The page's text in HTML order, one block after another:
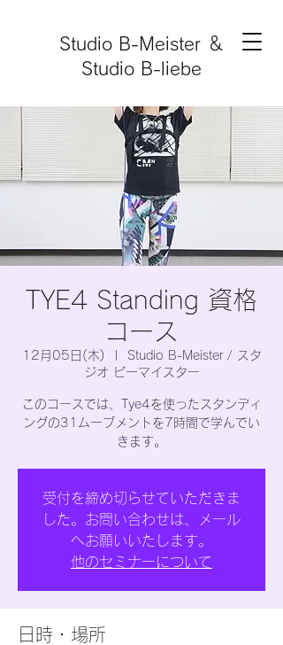
Studio B-Meister ＆
Studio B-liebe
TYE4 Standing 資格
コース
12月05日(木)
Studio B-Meister / スタ
ジオ ビーマイスター
このコースでは、Tye4を使ったスタンディ
ングの31ムーブメントを7時間で学んでい
きます。
受付を締め切らせていただきま
した。お問い合わせは、メール
へお願いいたします。
他のセミナーについて
日時・場所